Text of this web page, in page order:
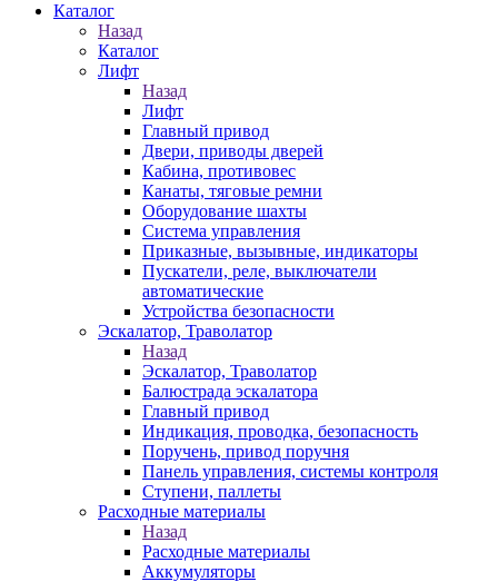
Каталог
Назад
Каталог
Лифт
Назад
Лифт
Главный привод
Двери, приводы дверей
Кабина, противовес
Канаты, тяговые ремни
Оборудование шахты
Система управления
Приказные, вызывные, индикаторы
Пускатели, реле, выключатели
автоматические
Устройства безопасности
Эскалатор, Траволатор
Назад
Эскалатор, Траволатор
Балюстрада эскалатора
Главный привод
Индикация, проводка, безопасность
Поручень, привод поручня
Панель управления, системы контроля
Ступени, паллеты
Расходные материалы
Назад
Расходные материалы
Аккумуляторы